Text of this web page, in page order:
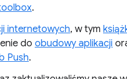
.
internetowych, w tym
do obudowy aplikacji
Push.